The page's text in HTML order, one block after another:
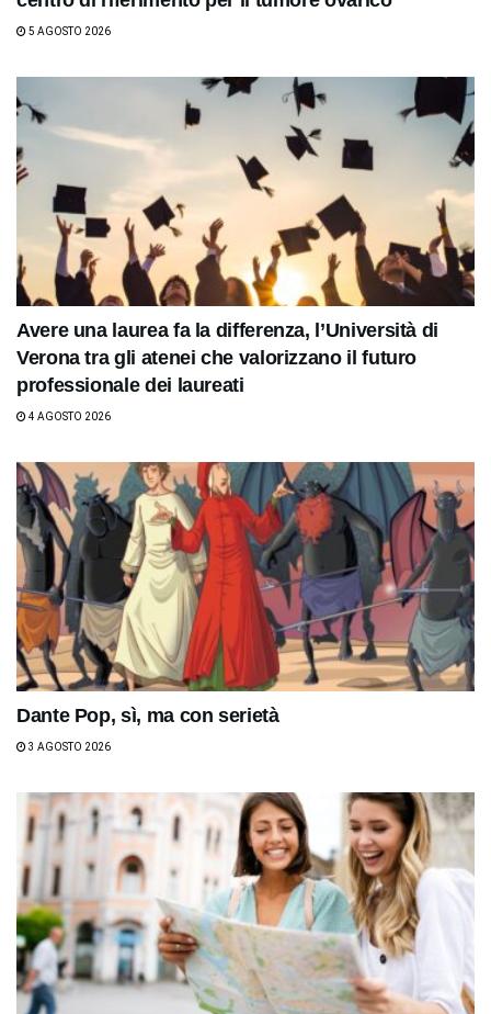
5 AGOSTO 2026
Avere una laurea fa la differenza, l’Università di
Verona tra gli atenei che valorizzano il futuro
professionale dei laureati
4 AGOSTO 2026
Dante Pop, sì, ma con serietà
3 AGOSTO 2026